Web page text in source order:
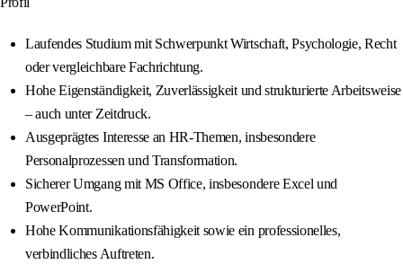
Laufendes Studium mit Schwerpunkt Wirtschaft, Psychologie, Recht
oder vergleichbare Fachrichtung.
Hohe Eigenständigkeit, Zuverlässigkeit und strukturierte Arbeitsweise
– auch unter Zeitdruck.
Ausgeprägtes Interesse an HR‑Themen, insbesondere
Personalprozessen und Transformation.
Sicherer Umgang mit MS Office, insbesondere Excel und
PowerPoint.
Hohe Kommunikationsfähigkeit sowie ein professionelles,
verbindliches Auftreten.